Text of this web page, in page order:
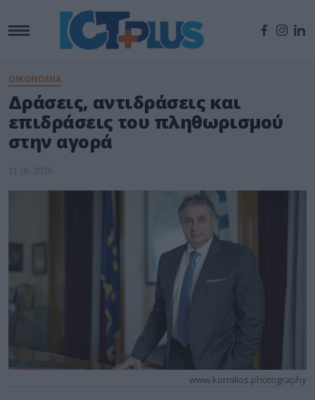
ΟΙΚΟΝΟΜΙΑ
Δράσεις, αντιδράσεις και
επιδράσεις του πληθωρισμού
στην αγορά
11.06.2026
www.kornilios.photography